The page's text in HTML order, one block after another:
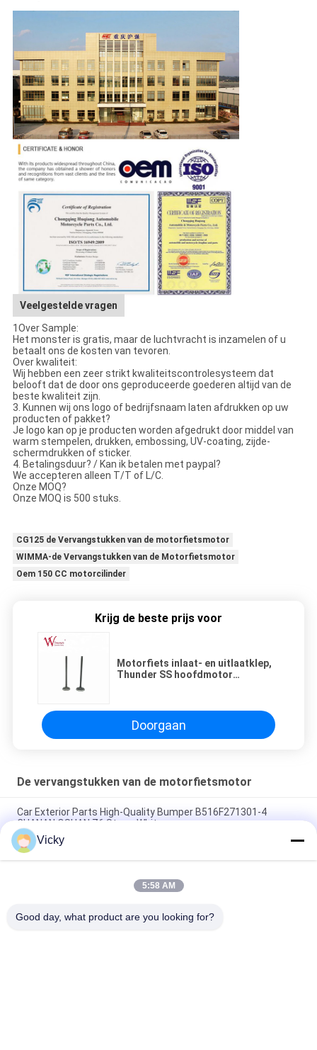
Veelgestelde vragen
1Over Sample:
Het monster is gratis, maar de luchtvracht is inzamelen of u
betaalt ons de kosten van tevoren.
Over kwaliteit:
Wij hebben een zeer strikt kwaliteitscontrolesysteem dat
belooft dat de door ons geproduceerde goederen altijd van de
beste kwaliteit zijn.
3. Kunnen wij ons logo of bedrijfsnaam laten afdrukken op uw
producten of pakket?
Je logo kan op je producten worden afgedrukt door middel van
warm stempelen, drukken, embossing, UV-coating, zijde-
schermdrukken of sticker.
4. Betalingsduur? / Kan ik betalen met paypal?
We accepteren alleen T/T of L/C.
Onze MOQ?
Onze MOQ is 500 stuks.
CG125 de Vervangstukken van de motorfietsmotor
WIMMA-de Vervangstukken van de Motorfietsmotor
Oem 150 CC motorcilinder
Krijg de beste prijs voor
Motorfiets inlaat- en uitlaatklep,
Thunder SS hoofdmotor
Doorgaan
De vervangstukken van de motorfietsmotor
Car Exterior Parts High-Quality Bumper B516F271301-4
CHANAN OSHAN​ Z6 Starry White
Startmotor Honda EX5 Motorfiets motor onderdelen
goedkoop groothandel met hoge prestaties
Motorfietsversteker voor CPR8EAIX-9 China Leveranciers
Vicky
5:58 AM
Good day, what product are you looking for?